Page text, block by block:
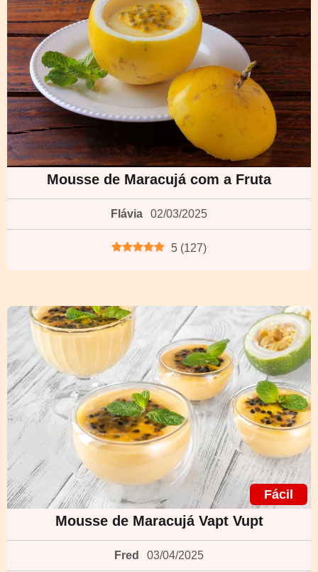
Mousse de Maracujá com a Fruta
Flávia 02/03/2025
5 (127)
Fácil
Mousse de Maracujá Vapt Vupt
Fred 03/04/2025